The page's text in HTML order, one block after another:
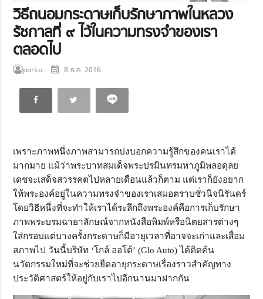
วิธีถนอมกระดาษเก็บรักษาภาพในหลวง
รัชกาลที่ ๙ ไว้ในความทรงจำของเรา
ตลอดไป
porko 8 ธ.ค. 2016
เพราะภาพหนึ่งภาพสามารถบ่งบอกความรู้สึกของคนเราได้
มากมาย แม้ว่าพระบาทสมเด็จพระปรมินทรมหาภูมิพลอดุลย
เดชจะเสด็จสวรรคตไปหลายเดือนแล้วก็ตาม แต่เราก็ยังอยาก
ให้พระองค์อยู่ในความทรงจำของเราเสมอตราบชั่วนิจนิรันดร์
โดยวิธีหนึ่งที่จะทำให้เราได้ระลึกถึงพระองค์คือการเก็บรักษา
ภาพพระบรมฉายาลักษณ์จากหนังสือพิมพ์หรือนิตยสารต่างๆ
ใส่กรอบแต่บางครั้งกระดาษก็มีอายุเวลาที่อาจจะเก่าและเสื่อม
สภาพไป วันนี้บริษัท ‘โกล์ ออโต้’ (Glo Auto) ได้คิดค้น
นวัตกรรมใหม่ที่จะช่วยยืดอายุกระดาษเรื่องราวสำคัญทาง
ประวัติศาสตร์ให้อยู่กับเราไปอีกนานมาฝากกัน